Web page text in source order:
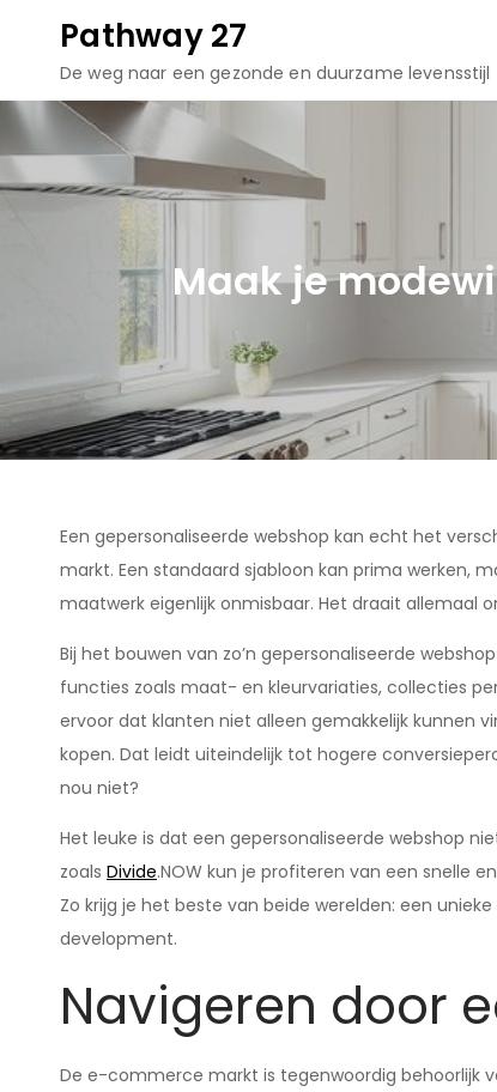
content
Pathway 27
De weg naar een gezonde en duurzame levensstijl
Maak je
Een gepersonaliseerde webshop kan echt het
markt. Een standaard sjabloon kan prima werken,
maatwerk eigenlijk onmisbaar. Het draait allemaal
Bij het bouwen van zo’n gepersonaliseerde
functies zoals maat- en kleurvariaties, collecties
ervoor dat klanten niet alleen gemakkelijk kunnen
kopen. Dat leidt uiteindelijk tot hogere
nou niet?
Het leuke is dat een gepersonaliseerde webshop
zoals Divide.NOW kun je profiteren van een snelle
Zo krijg je het beste van beide werelden: een
development.
Navigeren door
De e-commerce markt is tegenwoordig behoorlijk